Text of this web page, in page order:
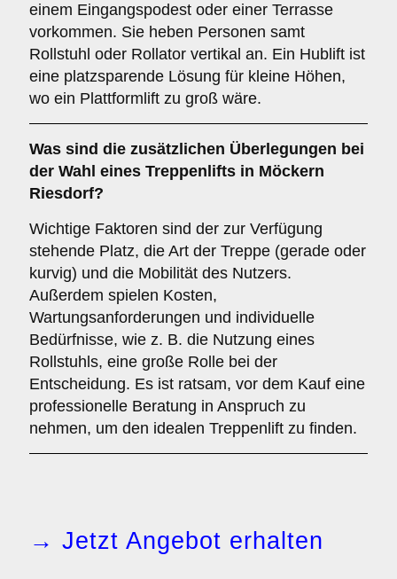
einem Eingangspodest oder einer Terrasse
vorkommen. Sie heben Personen samt
Rollstuhl oder Rollator vertikal an. Ein Hublift ist
eine platzsparende Lösung für kleine Höhen,
wo ein Plattformlift zu groß wäre.
Was sind die zusätzlichen Überlegungen bei
der Wahl eines Treppenlifts in Möckern
Riesdorf?
Wichtige Faktoren sind der zur Verfügung
stehende Platz, die Art der Treppe (gerade oder
kurvig) und die Mobilität des Nutzers.
Außerdem spielen Kosten,
Wartungsanforderungen und individuelle
Bedürfnisse, wie z. B. die Nutzung eines
Rollstuhls, eine große Rolle bei der
Entscheidung. Es ist ratsam, vor dem Kauf eine
professionelle Beratung in Anspruch zu
nehmen, um den idealen Treppenlift zu finden.
→ Jetzt Angebot erhalten